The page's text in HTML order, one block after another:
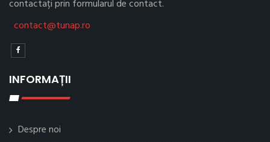
contactați prin formularul de contact.
contact@tunap.ro
INFORMAȚII
Despre noi